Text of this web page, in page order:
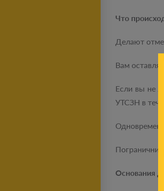
Что
Делают
Вам
Если вы не
УТСЗН в
Основания